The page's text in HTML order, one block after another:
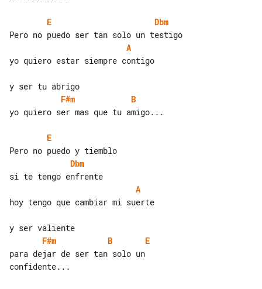
E
Dbm
A
yo quiero estar siempre contigo
F#m
B
yo quiero ser mas que tu amigo...
E
Dbm
A
hoy tengo que cambiar mi suerte
F#m
B
E
para dejar de ser tan solo un
confidente...